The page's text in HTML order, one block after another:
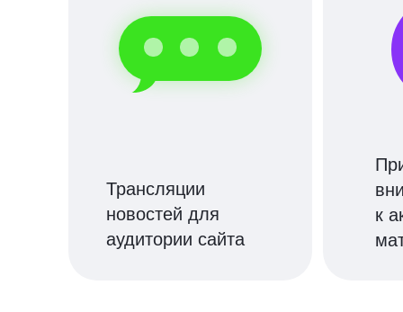
к
Трансляции
новостей для
аудитории сайта